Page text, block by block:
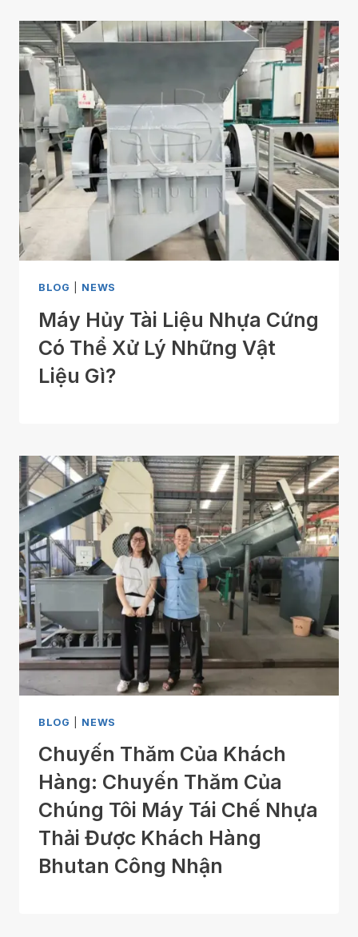
BLOG NEWS
Máy Hủy Tài Liệu Nhựa Cứng
Có Thể Xử Lý Những Vật
Liệu Gì?
BLOG NEWS
Chuyến Thăm Của Khách
Hàng: Chuyến Thăm Của
Chúng Tôi Máy Tái Chế Nhựa
Thải Được Khách Hàng
Bhutan Công Nhận